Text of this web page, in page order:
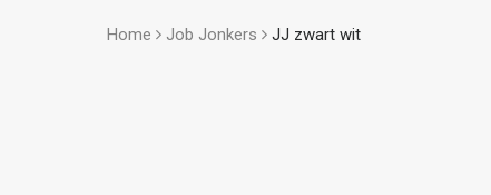
Home Job Jonkers JJ zwart wit